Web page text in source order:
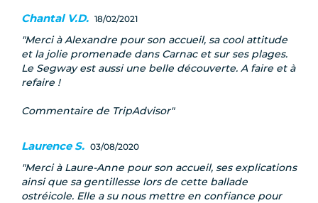
Chantal V.D. 18/02/2021
Merci à Alexandre pour son accueil, sa cool attitude
et la jolie promenade dans Carnac et sur ses plages.
Le Segway est aussi une belle découverte. A faire et à
refaire !
Commentaire de TripAdvisor
Laurence S. 03/08/2020
Merci à Laure-Anne pour son accueil, ses explications
ainsi que sa gentillesse lors de cette ballade
ostréicole. Elle a su nous mettre en confiance pour